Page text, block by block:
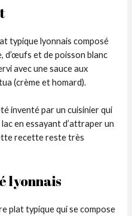
typique lyonnais composé
d’œufs et de poisson blanc
avec une sauce aux
(crème et homard).
inventé par un cuisinier qui
en essayant d’attraper un
recette reste très
lyonnais
plat typique qui se compose